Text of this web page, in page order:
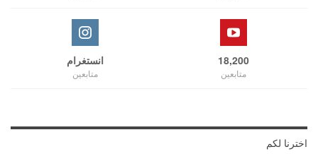
18,200
متابعين
انستغرام
متابعين
اخترنا لكم